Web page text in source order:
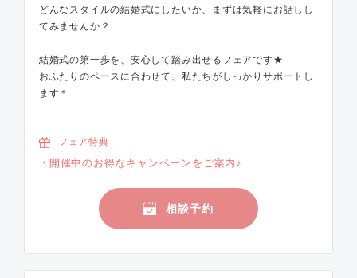
どんなスタイルの結婚式にしたいか、まずは気軽にお話しし
てみませんか？
結婚式の第一歩を、安心して踏み出せるフェアです★
おふたりのペースに合わせて、私たちがしっかりサポートし
ます＊
フェア特典
開催中のお得なキャンペーンをご案内♪
相談予約